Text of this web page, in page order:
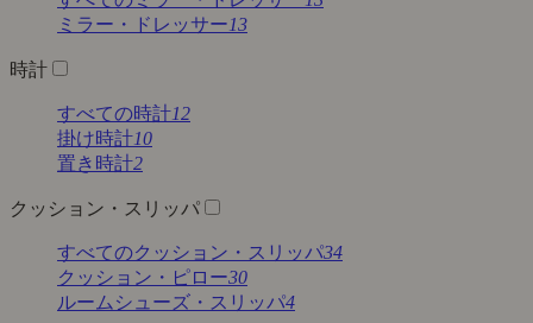
ミラー・ドレッサー13
時計
すべての時計12
掛け時計10
置き時計2
クッション・スリッパ
すべてのクッション・スリッパ34
クッション・ピロー30
ルームシューズ・スリッパ4